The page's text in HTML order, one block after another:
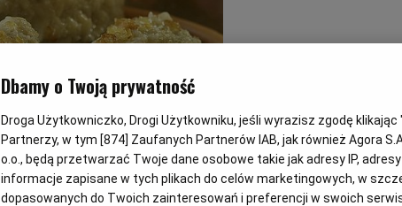
Anna
Dbamy o Twoją prywatność
Droga Użytkowniczko, Drogi Użytkowniku, jeśli wyrazisz zgodę
Partnerzy, w tym [874] Zaufanych Partnerów IAB, jak również Agora
o.o., będą przetwarzać Twoje dane osobowe takie jak adresy IP,
informacje zapisane w tych plikach do celów marketingowych, w
dopasowanych do Twoich zainteresowań i preferencji w swoich